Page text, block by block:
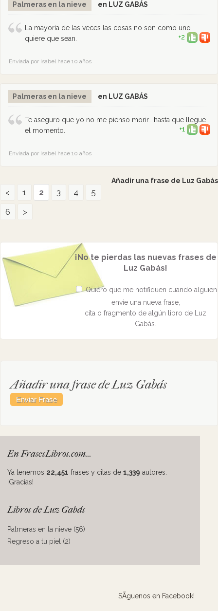
Palmeras en la nieve en LUZ GABÁS
La mayoría de las veces las cosas no son como uno
quiere que sean.
+2
Enviada por Isabel hace 10 años
Palmeras en la nieve en LUZ GABÁS
Te aseguro que yo no me pienso morir… hasta que llegue
el momento.
+1
Enviada por Isabel hace 10 años
Añadir una frase de Luz Gabás
< 1 2 3 4
5
6
>
¡No te pierdas las nuevas frases de
Luz Gabás!
Quiero que me notifiquen cuando alguien
envíe una nueva frase,
cita o fragmento de algún libro de Luz
Gabás.
Añadir una frase de Luz Gabás
En FrasesLibros.com...
Ya tenemos 22,451 frases y citas de 1,339 autores.
¡Gracias!
Libros de Luz Gabás
Palmeras en la nieve (56)
Regreso a tu piel (2)
SÃ­guenos en Facebook!